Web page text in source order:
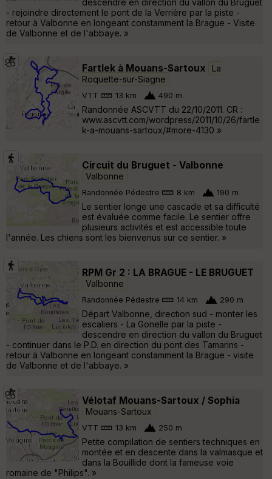
descendre en direction du vallon du Bruguet
- rejoindre directement le pont de la Verrière par la piste -
retour à Valbonne en longeant constamment la Brague - Visite
de Valbonne et de l'abbaye. »
Fartlek à Mouans-Sartoux
La
Roquette-sur-Siagne
VTT 13 km 490 m
Randonnée ASCVTT du 22/10/2011. CR :
www.ascvtt.com/wordpress/2011/10/26/fartle
k-a-mouans-sartoux/#more-4130 »
Circuit du Bruguet - Valbonne
Valbonne
Randonnée Pédestre 8 km 190 m
Le sentier longe une cascade et sa difficulté
est évaluée comme facile. Le sentier offre
plusieurs activités et est accessible toute
l'année. Les chiens sont les bienvenus sur ce sentier. »
RPM Gr 2 : LA BRAGUE - LE BRUGUET
Valbonne
Randonnée Pédestre 14 km 290 m
Départ Valbonne, direction sud - monter les
escaliers - La Gonelle par la piste -
descendre en direction du vallon du Bruguet
- continuer dans le P.D. en direction du pont des Tamarins -
retour à Valbonne en longeant constamment la Brague - visite
de Valbonne et de l'abbaye. »
Vélotaf Mouans-Sartoux / Sophia
Mouans-Sartoux
VTT 13 km 250 m
Petite compilation de sentiers techniques en
montée et en descente dans la valmasque et
dans la Bouillide dont la fameuse voie
romaine de "Philips". »